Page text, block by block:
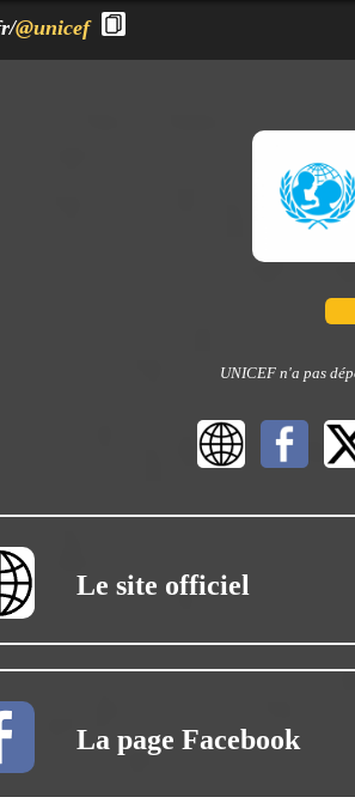
@unicef
UNICEF n'a pas
Le site officiel
La page Facebook